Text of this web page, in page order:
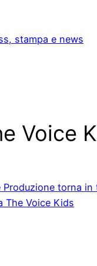
stampa e news
Voice